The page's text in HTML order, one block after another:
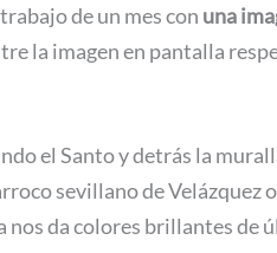
de un mes con una
la imagen en pantalla
el Santo y detrás la
sevillano de
da colores brillantes